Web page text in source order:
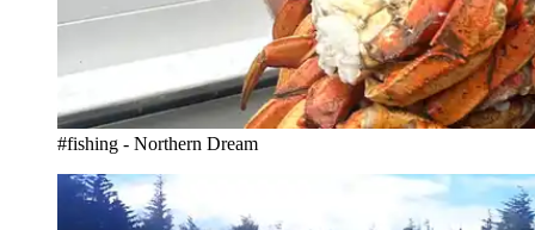
#fishing - Northern Dream